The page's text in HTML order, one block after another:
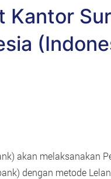
Kantor
akan melaksanakan
dengan metode